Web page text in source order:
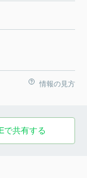
情報の見方
で共有する